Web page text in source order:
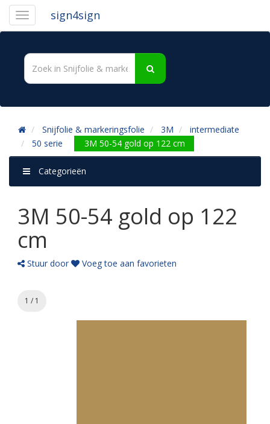
sign4sign
Snijfolie & markeringsfolie 3M
intermediate
50 serie
3M 50-54 gold op 122 cm
Categorieën
3M 50-54 gold op 122
cm
Stuur door Voeg toe aan favorieten
1 / 1